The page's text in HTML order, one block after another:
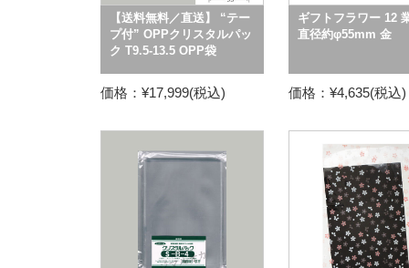
【送料無料／直送】 “テー
プ付” OPPクリスタルパッ
ク T9.5-13.5 OPP袋
価格：¥17,999(税込)
ギフトフラワー 12
直径約φ55mm 金
価格：¥4,635(税込)